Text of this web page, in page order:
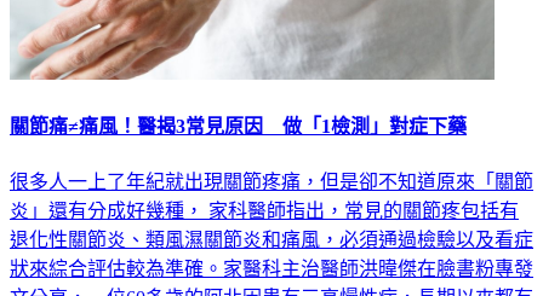
炎」還有分成好幾種， 家科醫師指出，常見的關節疼包括有
退化性關節炎、類風濕關節炎和痛風，必須通過檢驗以及看症
狀來綜合評估較為準確。家醫科主治醫師洪暐傑在臉書粉專發
文分享，一位60多歲的阿北因患有三高慢性病，長期以來都有